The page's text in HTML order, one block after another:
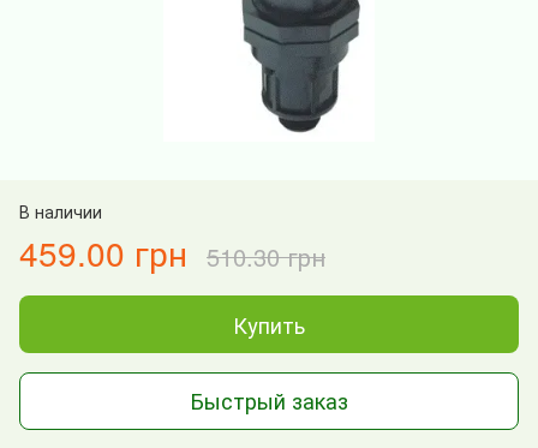
В наличии
459.00 грн 510.30 грн
Купить
Быстрый заказ